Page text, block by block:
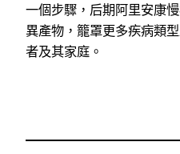
一個步驟，后期阿里安康
異產物，籠罩更多疾病類
者及其家庭。